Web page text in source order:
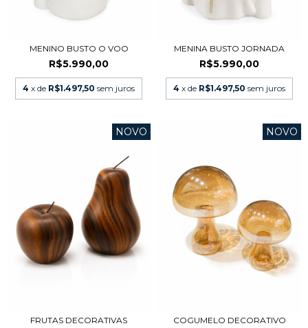
MENINO BUSTO O VOO
R$5.990,00
4 x de R$1.497,50 sem juros
MENINA BUSTO JORNADA
R$5.990,00
4 x de R$1.497,50 sem juros
NOVO
FRUTAS DECORATIVAS
NOVO
COGUMELO DECORATIVO